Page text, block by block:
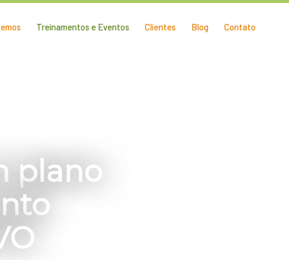
Treinamentos e Eventos Clientes Blog Contato
plano